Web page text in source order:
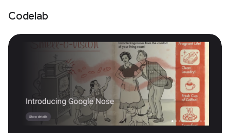
Codelab